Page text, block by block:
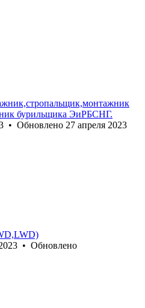
бурильщика ЭиРБСНГ.
• Обновлено 27 апреля 2023
• Обновлено